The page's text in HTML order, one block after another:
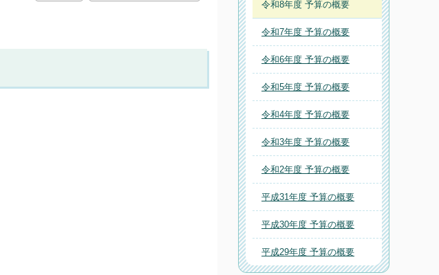
令和8年度 予算の概要
令和7年度 予算の概要
令和6年度 予算の概要
令和5年度 予算の概要
令和4年度 予算の概要
令和3年度 予算の概要
令和2年度 予算の概要
平成31年度 予算の概要
平成30年度 予算の概要
平成29年度 予算の概要